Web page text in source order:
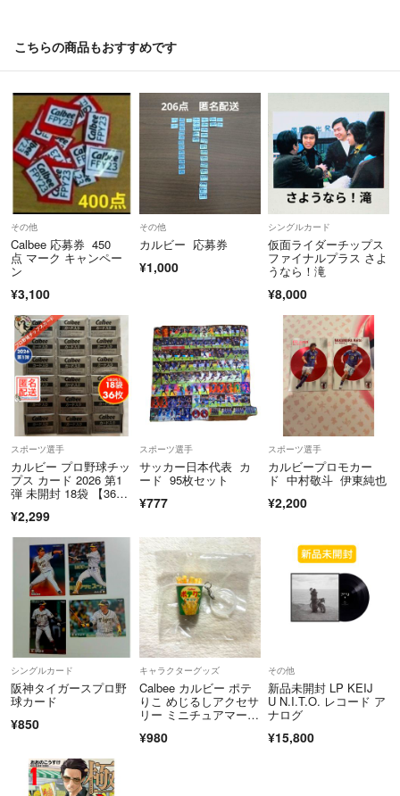
こちらの商品もおすすめです
その他
Calbee 応募券 450
点 マーク キャンペー
ン
¥3,100
その他
カルビー 応募券
¥1,000
シングルカード
仮面ライダーチップス
ファイナルプラス さよ
うなら！滝
¥8,000
スポーツ選手
カルビー プロ野球チッ
プス カード 2026 第1
弾 未開封 18袋 【36
¥2,299
スポーツ選手
サッカー日本代表 カ
ード 95枚セット
¥777
スポーツ選手
カルビープロモカー
ド 中村敬斗 伊東純也
¥2,200
シングルカード
阪神タイガースプロ野
球カード
¥850
キャラクターグッズ
Calbee カルビー ポテ
りこ めじるしアクセサ
リー ミニチュアマーカ
ポテりこ
¥980
その他
新品未開封 LP KEIJ
U N.I.T.O. レコード ア
ナログ
¥15,800